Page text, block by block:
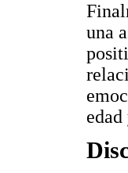
una